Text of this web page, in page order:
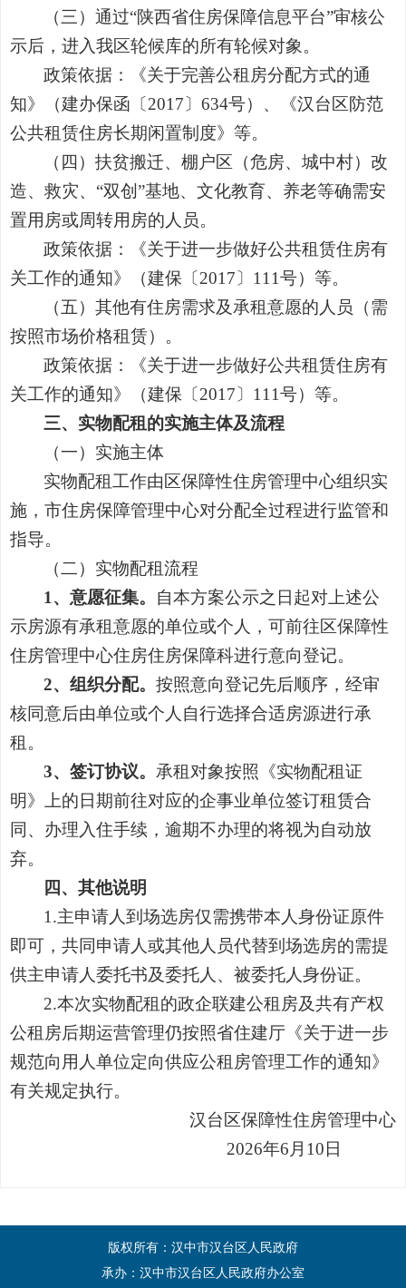
（三）通过“陕西省住房保障信息平台”审核公
示后，进入我区轮候库的所有轮候对象。
政策依据：《关于完善公租房分配方式的通
知》（建办保函〔 2017〕634号）、《汉台区防范
公共租赁住房长期闲置制度》等。
（四）扶贫搬迁、棚户区（危房、城中村）改
造、救灾、 “双创”基地、文化教育、养老等确需安
置用房或周转用房的人员。
政策依据：《关于进一步做好公共租赁住房有
关工作的通知》（建保〔 2017〕111号）等。
（五）其他有住房需求及承租意愿的人员（需
按照市场价格租赁）。
政策依据：《关于进一步做好公共租赁住房有
关工作的通知》（建保〔 2017〕111号）等。
三、 实物配租的实施主体及流程
（一） 实施主体
实物配租工作由区保障性住房管理中心组织实
施，市住房保障管理中心对分配全过程进行监管和
指导。
（二） 实物配租流程
1、意愿征集。 自本方案公示之日起对上述公
示房源有承租意愿的单位或个人，可前往区保障性
住房管理中心住房住房保障科进行意向登记。
2、组织分配。按照意向登记先后顺序，经审
核同意后由单位或个人自行选择合适房源进行承
租。
3、签订协议。 承租对象按照《实物配租证
明》上的日期前往对应的企事业单位签订租赁合
同、办理入住手续，逾期不办理的将视为自动放
弃。
四、其他说明
1.主申请人到场选房仅需携带本人身份证原件
即可，共同申请人或其他人员代替到场选房的需提
供主申请人委托书及委托人、被委托人身份证。
2.本次实物配租的政企联建公租房及共有产权
公租房后期运营管理仍按照省住建厅《关于进一步
规范向用人单位定向供应公租房管理工作的通知》
有关规定执行。
汉台区保障性住房管理中心
2026年6月10日
版权所有：汉中市汉台区人民政府
承办：汉中市汉台区人民政府办公室